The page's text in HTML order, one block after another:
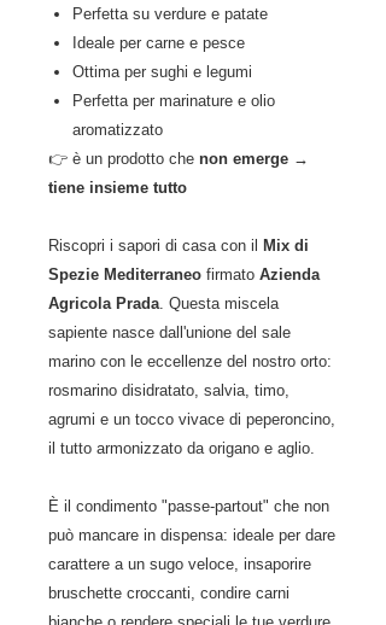
Perfetta su verdure e patate
Ideale per carne e pesce
Ottima per sughi e legumi
Perfetta per marinature e olio
aromatizzato
👉 è un prodotto che non emerge →
tiene insieme tutto
Riscopri i sapori di casa con il
Mix di
Spezie Mediterraneo firmato Azienda
Agricola Prada. Questa miscela
sapiente nasce dall'unione del sale
marino con le eccellenze del nostro orto:
rosmarino disidratato, salvia, timo,
agrumi e un tocco vivace di peperoncino,
il tutto armonizzato da origano e aglio.
È il condimento "passe-partout" che non
può mancare in dispensa: ideale per dare
carattere a un sugo veloce, insaporire
bruschette croccanti, condire carni